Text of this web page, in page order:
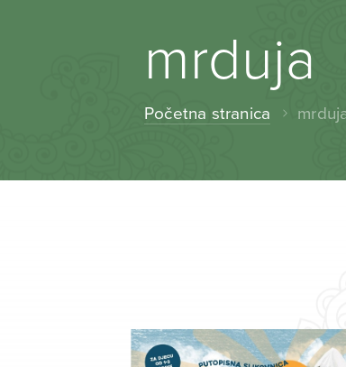
mrduja
Početna stranica